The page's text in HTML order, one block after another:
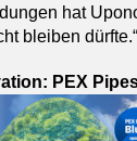
hat
bleiben dürfte.“
PEX